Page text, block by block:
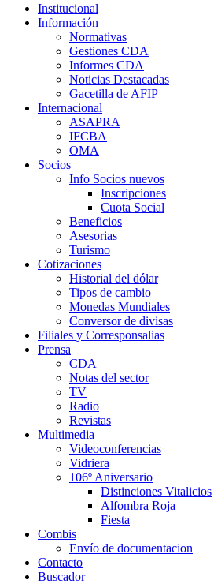
Institucional
Información
Normativas
Gestiones CDA
Informes CDA
Noticias Destacadas
Gacetilla de AFIP
Internacional
ASAPRA
IFCBA
OMA
Socios
Info Socios nuevos
Inscripciones
Cuota Social
Beneficios
Asesorias
Turismo
Cotizaciones
Historial del dólar
Tipos de cambio
Monedas Mundiales
Conversor de divisas
Filiales y Corresponsalias
Prensa
CDA
Notas del sector
TV
Radio
Revistas
Multimedia
Videoconferencias
Vidriera
106º Aniversario
Distinciones Vitalicios
Alfombra Roja
Fiesta
Combis
Envío de documentacion
Contacto
Buscador